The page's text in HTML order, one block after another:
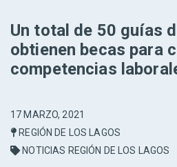
Un total de 50 guías
obtienen becas para
competencias
17 MARZO, 2021
REGIÓN DE LOS LAGOS
NOTICIAS REGIÓN DE LOS LAGOS